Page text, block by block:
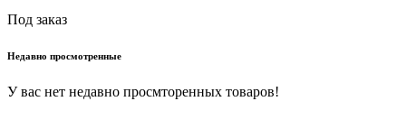
Под заказ
Недавно просмотренные
У вас нет недавно просмторенных товаров!